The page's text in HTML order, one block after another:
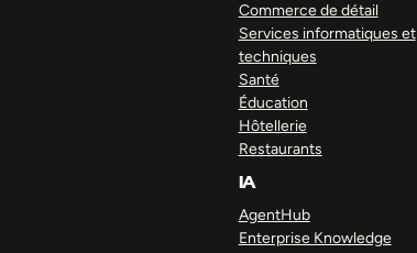
Commerce de détail
Services informatiques et
techniques
Santé
Éducation
Hôtellerie
Restaurants
IA
AgentHub
Enterprise Knowledge